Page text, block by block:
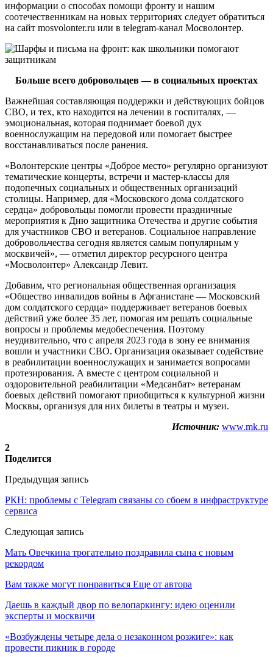
информации о способах помощи фронту и нашим
соотечественникам на новых территориях следует обратиться
на сайт mosvolonter.ru или в telegram-канал Мосволонтер.
Больше всего добровольцев — в социальных проектах
Важнейшая составляющая поддержки и действующих бойцов
СВО, и тех, кто находится на лечении в госпиталях, —
эмоциональная, которая поднимает боевой дух
военнослужащим на передовой или помогает быстрее
восстанавливаться после ранения.
«Волонтерские центры «Доброе место» регулярно организуют
тематические концерты, встречи и мастер-классы для
подопечных социальных и общественных организаций
столицы. Например, для «Московского дома солдатского
сердца» добровольцы помогли провести праздничные
мероприятия к Дню защитника Отечества и другие события
для участников СВО и ветеранов. Социальное направление
добровольчества сегодня является самым популярным у
москвичей», — отметил директор ресурсного центра
«Мосволонтер» Александр Левит.
Добавим, что региональная общественная организация
«Общество инвалидов войны в Афганистане — Московский
дом солдатского сердца» поддерживает ветеранов боевых
действий уже более 35 лет, помогая им решать социальные
вопросы и проблемы медобеспечения. Поэтому
неудивительно, что с апреля 2023 года в зону ее внимания
вошли и участники СВО. Организация оказывает содействие
в реабилитации военнослужащих и занимается вопросами
протезирования. А вместе с центром социальной и
оздоровительной реабилитации «Медсанбат» ветеранам
боевых действий помогают приобщиться к культурной жизни
Москвы, организуя для них билеты в театры и музеи.
Источник: www.mk.ru
2
Поделится
Предыдущая запись
РКН: проблемы с Telegram связаны со сбоем в инфраструктуре
сервиса
Следующая запись
Мать Овечкина трогательно поздравила сына с новым
рекордом
Вам также могут понравиться Еще от автора
Даешь в каждый двор по велопаркингу: идею оценили
эксперты и москвичи
«Возбуждены четыре дела о незаконном розжиге»: как
провести пикник в городе